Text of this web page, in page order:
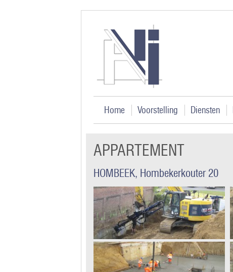
Home Voorstelling Diensten
APPARTEMENT
HOMBEEK, Hombekerkouter 20